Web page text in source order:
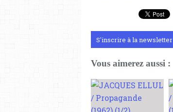
S'inscrire à la newsletter
Vous aimerez aussi :